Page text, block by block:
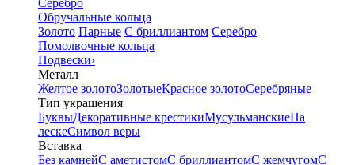
Серебро
Обручальные кольца
Золото Парные С бриллиантом Серебро
Помолвочные кольца
Подвески›
Металл
Желтое золотоЗолотыеКрасное золотоСеребряные
Тип украшения
БуквыДекоративные крестикиМусульманскиеНа
лескеСимвол веры
Вставка
Без камнейС аметистомС бриллиантомС жемчугомС